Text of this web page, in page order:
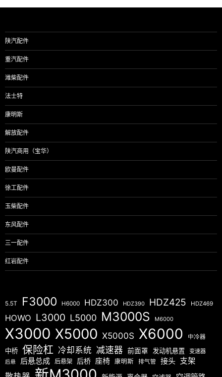
陕汽配件
重汽配件
潍柴配件
法士特
康明斯
解放配件
陕汽商用（宝华）
欧曼配件
徐工配件
玉柴配件
东风配件
三一配件
红岩配件
5.5T F3000 H6000 HDZ300 HDZ390 HDZ425 HDZ469
HOWO L3000 L5000 M3000S M6000
X3000 X5000 X5000S X6000 中冷器
中桥 保险杠 冷却系统 减速器 前面罩 发动机悬置 变速器
后悬 后悬总成 后悬架 后桥 座椅 康明斯 排气管 接头 支架